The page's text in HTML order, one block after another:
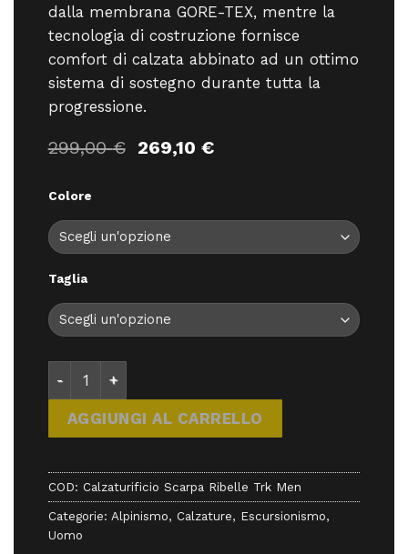
dalla membrana GORE-TEX, mentre la
tecnologia di costruzione fornisce
comfort di calzata abbinato ad un ottimo
sistema di sostegno durante tutta la
progressione.
299,00€ Il
299,00 €.
269,10 €Il
269,10 €.
Colore
Taglia
AGGIUNGI AL CARRELLO
COD: Calzaturificio Scarpa Ribelle Trk Men
Categorie: Alpinismo, Calzature, Escursionismo,
Uomo